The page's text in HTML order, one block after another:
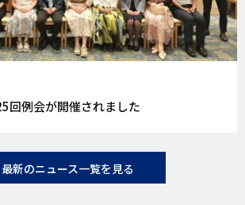
回例会が開催されました
最新のニュース一覧を見る